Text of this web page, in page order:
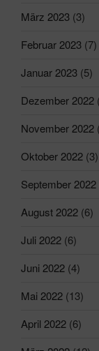
März 2023 (3)
Februar 2023 (7)
Januar 2023 (5)
Dezember 2022
November 2022
Oktober 2022 (3)
September 2022
August 2022 (6)
Juli 2022 (6)
Juni 2022 (4)
Mai 2022 (13)
April 2022 (6)